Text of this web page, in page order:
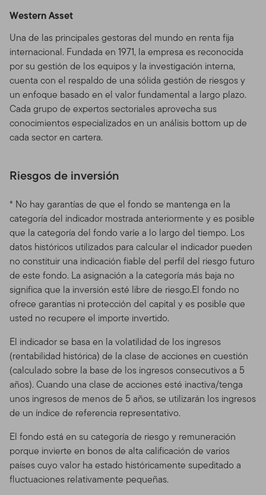
Western Asset
Una de las principales gestoras del mundo en renta fija
internacional. Fundada en 1971, la empresa es reconocida
por su gestión de los equipos y la investigación interna,
cuenta con el respaldo de una sólida gestión de riesgos y
un enfoque basado en el valor fundamental a largo plazo.
Cada grupo de expertos sectoriales aprovecha sus
conocimientos especializados en un análisis bottom up de
cada sector en cartera.
Riesgos de inversión
* No hay garantías de que el fondo se mantenga en la
categoría del indicador mostrada anteriormente y es posible
que la categoría del fondo varíe a lo largo del tiempo. Los
datos históricos utilizados para calcular el indicador pueden
no constituir una indicación fiable del perfil del riesgo futuro
de este fondo. La asignación a la categoría más baja no
significa que la inversión esté libre de riesgo.El fondo no
ofrece garantías ni protección del capital y es posible que
usted no recupere el importe invertido.
El indicador se basa en la volatilidad de los ingresos
(rentabilidad histórica) de la clase de acciones en cuestión
(calculado sobre la base de los ingresos consecutivos a 5
años). Cuando una clase de acciones esté inactiva/tenga
unos ingresos de menos de 5 años, se utilizarán los ingresos
de un índice de referencia representativo.
El fondo está en su categoría de riesgo y remuneración
porque invierte en bonos de alta calificación de varios
países cuyo valor ha estado históricamente supeditado a
fluctuaciones relativamente pequeñas.